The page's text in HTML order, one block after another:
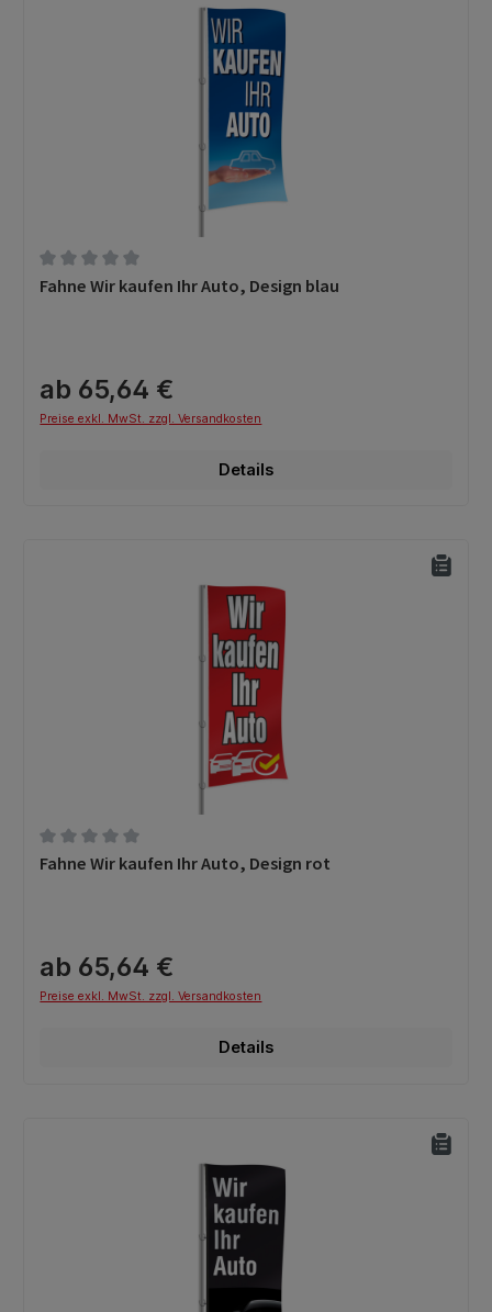
Durchschnittliche Bewertung von 0 von 5 Sternen
Fahne Wir kaufen Ihr Auto, Design blau
ab 65,64 €
Preise exkl. MwSt. zzgl. Versandkosten
Details
Durchschnittliche Bewertung von 0 von 5 Sternen
Fahne Wir kaufen Ihr Auto, Design rot
ab 65,64 €
Preise exkl. MwSt. zzgl. Versandkosten
Details